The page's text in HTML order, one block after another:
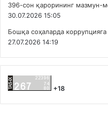
396-сон қарорининг мазмун-
30.07.2026 15:05
Бошқа соҳаларда
27.07.2026 14:19
+18